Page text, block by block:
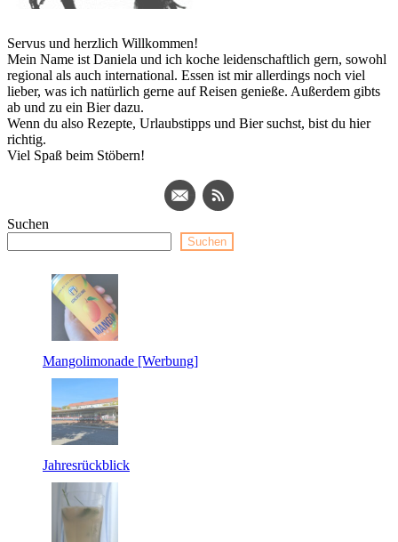
Servus und herzlich Willkommen!
Mein Name ist Daniela und ich koche leidenschaftlich gern, sowohl
regional als auch international. Essen ist mir allerdings noch viel
lieber, was ich natürlich gerne auf Reisen genieße. Außerdem gibts
ab und zu ein Bier dazu.
Wenn du also Rezepte, Urlaubstipps und Bier suchst, bist du hier
richtig.
Viel Spaß beim Stöbern!
Suchen
Suchen
Mangolimonade [Werbung]
Jahresrückblick